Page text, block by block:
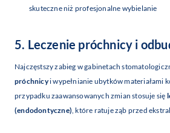
skuteczne niż profesjonalne wybielanie
5. Leczenie próchnicy i
Najczęstszy zabieg w gabinetach
próchnicyi wypełnianie ubytków materiałami
przypadku zaawansowanych zmian stosuje się
(endodontyczne), które ratuje ząb przed